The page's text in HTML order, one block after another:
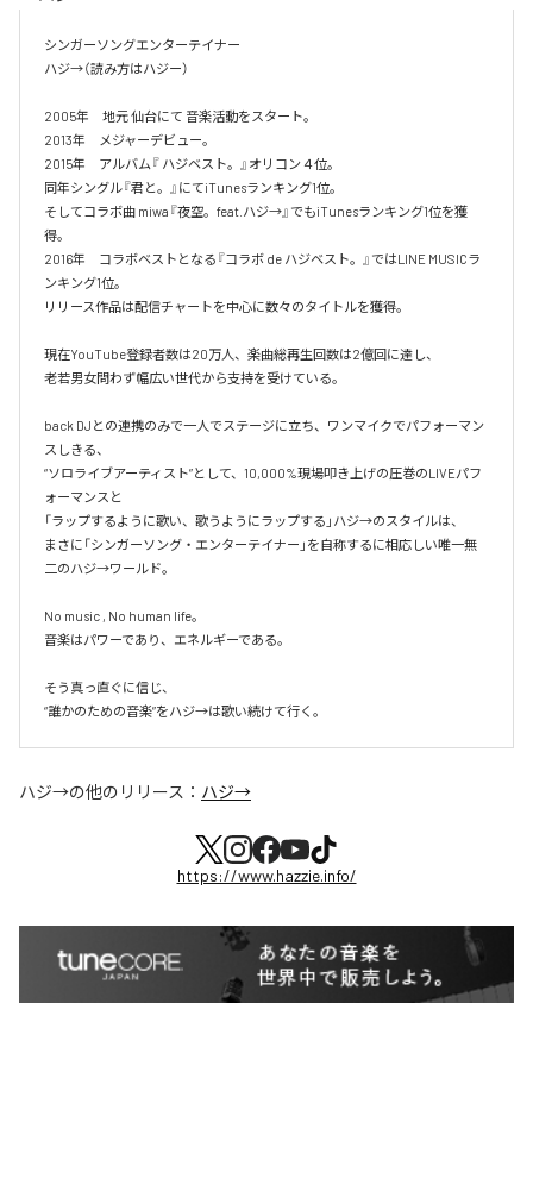
シンガーソングエンターテイナー
ハジ→（読み方はハジー）
2005年　地元 仙台にて 音楽活動をスタート。
2013年　メジャーデビュー。
2015年　アルバム『 ハジベスト。』オリコン４位。
同年シングル『君と。』にてiTunesランキング1位。
そしてコラボ曲 miwa『夜空。feat.ハジ→』でもiTunesランキング1位を獲
得。
2016年　コラボベストとなる『コラボ de ハジベスト。』ではLINE MUSICラ
ンキング1位。
リリース作品は配信チャートを中心に数々のタイトルを獲得。
現在YouTube登録者数は20万人、楽曲総再生回数は2億回に達し、
老若男女問わず幅広い世代から支持を受けている。
back DJとの連携のみで一人でステージに立ち、ワンマイクでパフォーマン
スしきる、
“ソロライブアーティスト”として、10,000%現場叩き上げの圧巻のLIVEパフ
ォーマンスと
「ラップするように歌い、歌うようにラップする」ハジ→のスタイルは、
まさに「シンガーソング・エンターテイナー」を自称するに相応しい唯一無
二のハジ→ワールド。
No music , No human life。
音楽はパワーであり、エネルギーである。
そう真っ直ぐに信じ、
ハジ→の他のリリース： ハジ→
https://www.hazzie.info/